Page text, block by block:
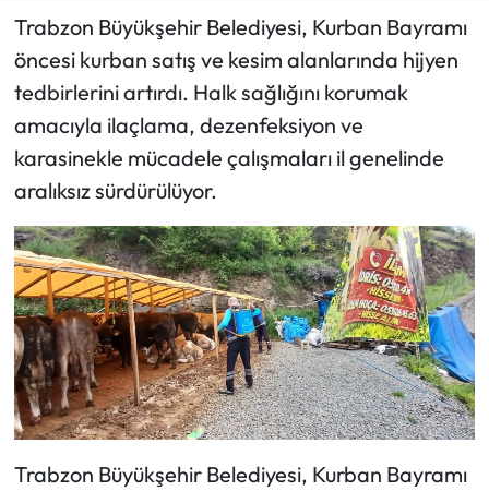
Trabzon Büyükşehir Belediyesi, Kurban Bayramı
öncesi kurban satış ve kesim alanlarında hijyen
tedbirlerini artırdı. Halk sağlığını korumak
amacıyla ilaçlama, dezenfeksiyon ve
karasinekle mücadele çalışmaları il genelinde
aralıksız sürdürülüyor.
Trabzon Büyükşehir Belediyesi, Kurban Bayramı
Ekonomi
Sağlık
Turizm